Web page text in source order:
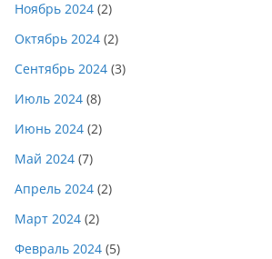
Ноябрь 2024 (2)
Октябрь 2024 (2)
Сентябрь 2024 (3)
Июль 2024 (8)
Июнь 2024 (2)
Май 2024 (7)
Апрель 2024 (2)
Март 2024 (2)
Февраль 2024 (5)